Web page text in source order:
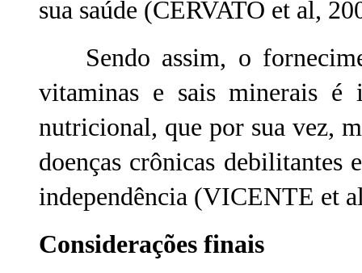
sua saúde (CERVATO et al,
Sendo assim, o
vitaminas e sais minerais é
nutricional, que por sua vez,
doenças crônicas debilitantes
independência (VICENTE et
Considerações finais